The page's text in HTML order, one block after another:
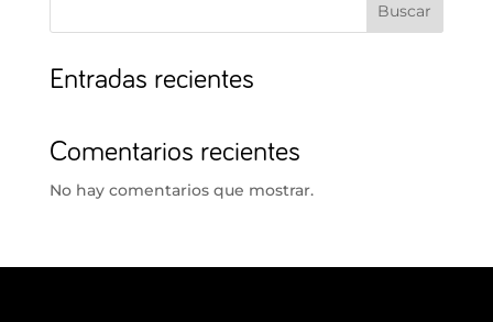
Buscar
Entradas recientes
Comentarios recientes
No hay comentarios que mostrar.